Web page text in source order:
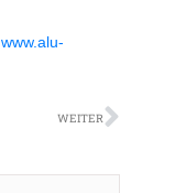
www.alu-
WEITER